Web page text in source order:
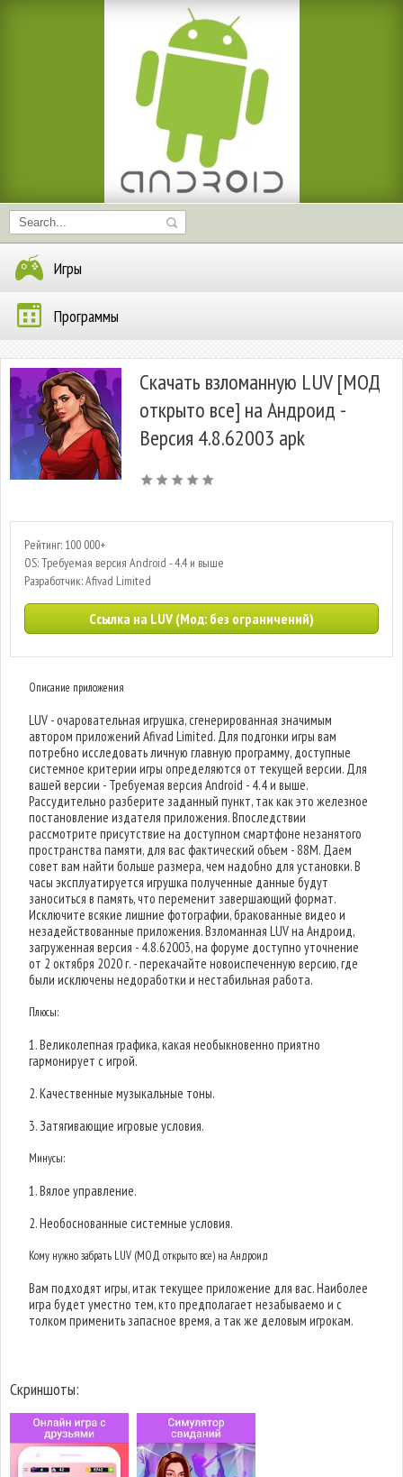
Игры
Программы
Скачать взломанную LUV [МОД
открыто все] на Андроид -
Версия 4.8.62003 apk
Рейтинг: 100 000+
OS: Требуемая версия Android - 4.4 и выше
Разработчик: Afivad Limited
Ссылка на LUV (Мод: без ограничений)
Описание приложения
LUV - очаровательная игрушка, сгенерированная значимым
автором приложений Afivad Limited. Для подгонки игры вам
потребно исследовать личную главную программу, доступные
системное критерии игры определяются от текущей версии. Для
вашей версии - Требуемая версия Android - 4.4 и выше.
Рассудительно разберите заданный пункт, так как это железное
постановление издателя приложения. Впоследствии
рассмотрите присутствие на доступном смартфоне незанятого
пространства памяти, для вас фактический объем - 88M. Даем
совет вам найти больше размера, чем надобно для установки. В
часы эксплуатируется игрушка полученные данные будут
заноситься в память, что переменит завершающий формат.
Исключите всякие лишние фотографии, бракованные видео и
незадействованные приложения. Взломанная LUV на Андроид,
загруженная версия - 4.8.62003, на форуме доступно уточнение
от 2 октября 2020 г. - перекачайте новоиспеченную версию, где
были исключены недоработки и нестабильная работа.
Плюсы:
1. Великолепная графика, какая необыкновенно приятно
гармонирует с игрой.
2. Качественные музыкальные тоны.
3. Затягивающие игровые условия.
Минусы:
1. Вялое управление.
2. Необоснованные системные условия.
Кому нужно забрать LUV (МОД открыто все) на Андроид
Вам подходят игры, итак текущее приложение для вас. Наиболее
игра будет уместно тем, кто предполагает незабываемо и с
толком применить запасное время, а так же деловым игрокам.
Скриншоты: